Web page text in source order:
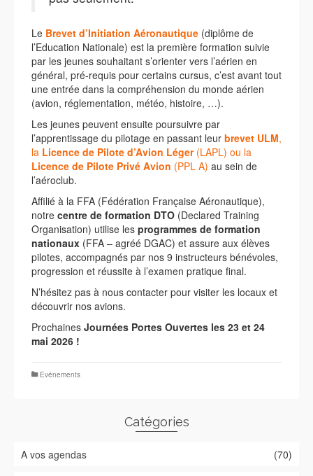
Le Brevet d’Initiation Aéronautique (diplôme de
l’Education Nationale) est la première formation suivie
par les jeunes souhaitant s’orienter vers l’aérien en
général, pré-requis pour certains cursus, c’est avant tout
une entrée dans la compréhension du monde aérien
(avion, réglementation, météo, histoire, …).
Les jeunes peuvent ensuite poursuivre par
l’apprentissage du pilotage en passant leur brevet ULM,
la Licence de Pilote d’Avion Léger(LAPL) ou la
Licence de Pilote Privé Avion (PPL A) au sein de
l’aéroclub.
Affilié à la FFA (Fédération Française Aéronautique),
notre centre de formation DTO (Declared Training
Organisation) utilise les programmes de formation
nationaux (FFA – agréé DGAC) et assure aux élèves
pilotes, accompagnés par nos 9 instructeurs bénévoles,
progression et réussite à l’examen pratique final.
N’hésitez pas à nous contacter pour visiter les locaux et
découvrir nos avions.
Prochaines Journées Portes Ouvertes les 23 et 24
mai 2026 !
Evénements
Catégories
A vos agendas (70)